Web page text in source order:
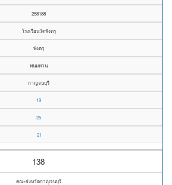
258188
โรงเรียนวัดพังตรุ
พังตรุ
พนมทวน
กาญจนบุรี
19
25
21
138
คณะจังหวัดกาญจนบุรี